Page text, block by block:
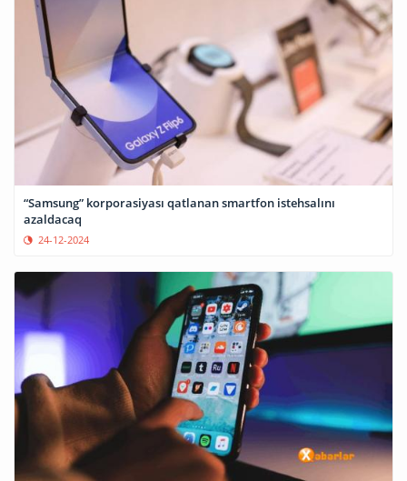
“Samsung” korporasiyası qatlanan smartfon istehsalını
azaldacaq
24-12-2024